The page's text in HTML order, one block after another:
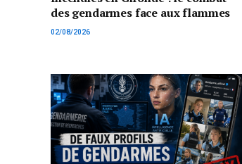
des gendarmes face aux flammes
02/08/2026